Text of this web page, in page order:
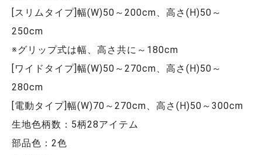
[スリムタイプ]幅(W)50～200cm、高さ(H)50～
250cm
※グリップ式は幅、高さ共に～180cm
[ワイドタイプ]幅(W)50～270cm、高さ(H)50～
280cm
[電動タイプ]幅(W)70～270cm、高さ(H)50～300cm
生地色柄数：5柄28アイテム
部品色：2色